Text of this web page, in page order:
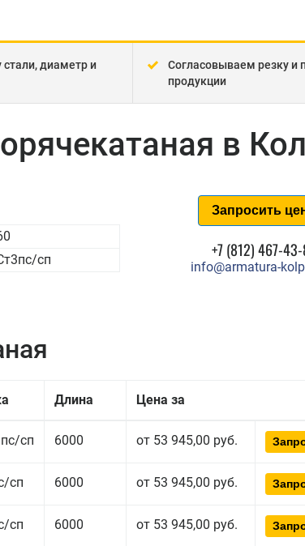
диаметр и
Согласовываем резку и
продукции
в
сп
Запросить
+7 (812) 467-43-
info@armatura-
Длина Цена за
сп 6000 от 53 945,00 руб.
сп 6000 от 53 945,00 руб.
сп 6000 от 53 945,00 руб.